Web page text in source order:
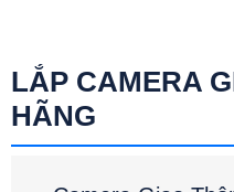
LẮP CAMERA
HÃNG